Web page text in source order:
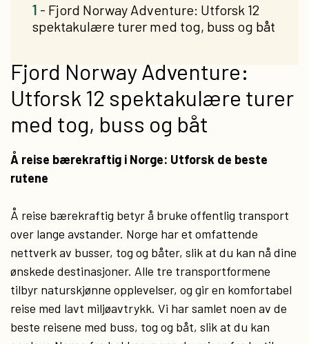
Fjord Norway Adventure:
Utforsk 12 spektakulære turer
med tog, buss og båt
Å reise bærekraftig i Norge: Utforsk de beste
rutene
Å reise bærekraftig betyr å bruke offentlig transport
over lange avstander. Norge har et omfattende
nettverk av busser, tog og båter, slik at du kan nå dine
ønskede destinasjoner. Alle tre transportformene
tilbyr naturskjønne opplevelser, og gir en komfortabel
reise med lavt miljøavtrykk. Vi har samlet noen av de
beste reisene med buss, tog og båt, slik at du kan
1 - Fjord Norway Adventure: Utforsk 12
spektakulære turer med tog, buss og båt